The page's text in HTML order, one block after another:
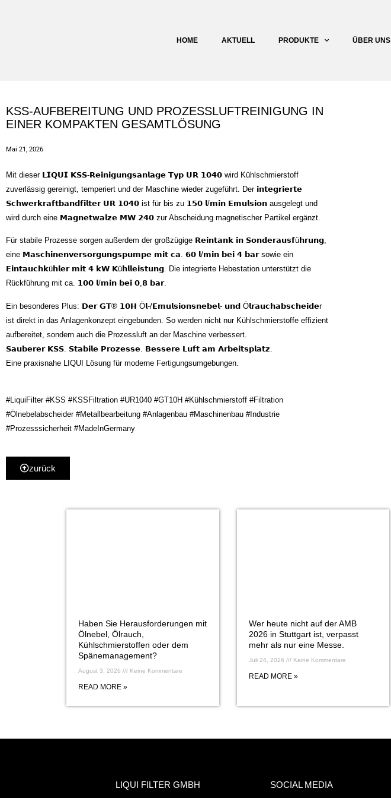
HOME AKTUELL PRODUKTE ÜBER UNS
KSS-AUFBEREITUNG UND PROZESSLUFTREINIGUNG IN
EINER KOMPAKTEN GESAMTLÖSUNG
Mai 21, 2026
Mit dieser 𝗟𝗜𝗤𝗨𝗜 𝗞𝗦𝗦-𝗥𝗲𝗶𝗻𝗶𝗴𝘂𝗻𝗴𝘀𝗮𝗻𝗹𝗮𝗴𝗲 𝗧𝘆𝗽 𝗨𝗥 𝟭𝟬𝟰𝟬 wird Kühlschmierstoff
zuverlässig gereinigt, temperiert und der Maschine wieder zugeführt. Der 𝗶𝗻𝘁𝗲𝗴𝗿𝗶𝗲𝗿𝘁𝗲
𝗦𝗰𝗵𝘄𝗲𝗿𝗸𝗿𝗮𝗳𝘁𝗯𝗮𝗻𝗱𝗳𝗶𝗹𝘁𝗲𝗿 𝗨𝗥 𝟭𝟬𝟰𝟬 ist für bis zu 𝟭𝟱𝟬 𝗹/𝗺𝗶𝗻 𝗘𝗺𝘂𝗹𝘀𝗶𝗼𝗻 ausgelegt und
wird durch eine 𝗠𝗮𝗴𝗻𝗲𝘁𝘄𝗮𝗹𝘇𝗲 𝗠𝗪 𝟮𝟰𝟬 zur Abscheidung magnetischer Partikel ergänzt.
Für stabile Prozesse sorgen außerdem der großzügige 𝗥𝗲𝗶𝗻𝘁𝗮𝗻𝗸 𝗶𝗻 𝗦𝗼𝗻𝗱𝗲𝗿𝗮𝘂𝘀𝗳ü𝗵𝗿𝘂𝗻𝗴,
eine 𝗠𝗮𝘀𝗰𝗵𝗶𝗻𝗲𝗻𝘃𝗲𝗿𝘀𝗼𝗿𝗴𝘂𝗻𝗴𝘀𝗽𝘂𝗺𝗽𝗲 𝗺𝗶𝘁 𝗰𝗮. 𝟲𝟬 𝗹/𝗺𝗶𝗻 𝗯𝗲𝗶 𝟰 𝗯𝗮𝗿 sowie ein
𝗘𝗶𝗻𝘁𝗮𝘂𝗰𝗵𝗸ü𝗵𝗹𝗲𝗿 𝗺𝗶𝘁 𝟰 𝗸𝗪 𝗞ü𝗵𝗹𝗹𝗲𝗶𝘀𝘁𝘂𝗻𝗴. Die integrierte Hebestation unterstützt die
Rückführung mit ca. 𝟭𝟬𝟬 𝗹/𝗺𝗶𝗻 𝗯𝗲𝗶 𝟬,𝟴 𝗯𝗮𝗿.
Ein besonderes Plus: 𝗗𝗲𝗿 𝗚𝗧® 𝟭𝟬𝗛 Ö𝗹-/𝗘𝗺𝘂𝗹𝘀𝗶𝗼𝗻𝘀𝗻𝗲𝗯𝗲𝗹- 𝘂𝗻𝗱 Ö𝗹𝗿𝗮𝘂𝗰𝗵𝗮𝗯𝘀𝗰𝗵𝗲𝗶𝗱𝗲r
ist direkt in das Anlagenkonzept eingebunden. So werden nicht nur Kühlschmierstoffe effizient
aufbereitet, sondern auch die Prozessluft an der Maschine verbessert.
𝗦𝗮𝘂𝗯𝗲𝗿𝗲𝗿 𝗞𝗦𝗦. 𝗦𝘁𝗮𝗯𝗶𝗹𝗲 𝗣𝗿𝗼𝘇𝗲𝘀𝘀𝗲. 𝗕𝗲𝘀𝘀𝗲𝗿𝗲 𝗟𝘂𝗳𝘁 𝗮𝗺 𝗔𝗿𝗯𝗲𝗶𝘁𝘀𝗽𝗹𝗮𝘁𝘇.
Eine praxisnahe LIQUI Lösung für moderne Fertigungsumgebungen.
#LiquiFilter #KSS #KSSFiltration #UR1040 #GT10H #Kühlschmierstoff #Filtration
#Ölnebelabscheider #Metallbearbeitung #Anlagenbau #Maschinenbau #Industrie
#Prozesssicherheit #MadeInGermany
zurück
Haben Sie Herausforderungen mit
Ölnebel, Ölrauch,
Kühlschmierstoffen oder dem
Spänemanagement?
August 3, 2026 Keine Kommentare
READ MORE »
Wer heute nicht auf der AMB
2026 in Stuttgart ist, verpasst
mehr als nur eine Messe.
Juli 24, 2026 Keine Kommentare
READ MORE »
LIQUI FILTER GMBH SOCIAL MEDIA